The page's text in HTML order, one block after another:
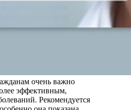
очень важно
эффективным,
Рекомендуется